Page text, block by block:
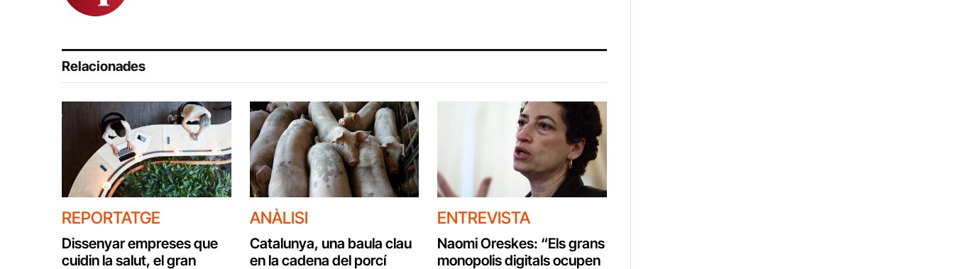
Relacionades
REPORTATGE
Dissenyar empreses que
cuidin la salut, el gran
ANÀLISI
Catalunya, una baula clau
en la cadena del porcí
ENTREVISTA
Naomi Oreskes: “Els grans
monopolis digitals ocupen